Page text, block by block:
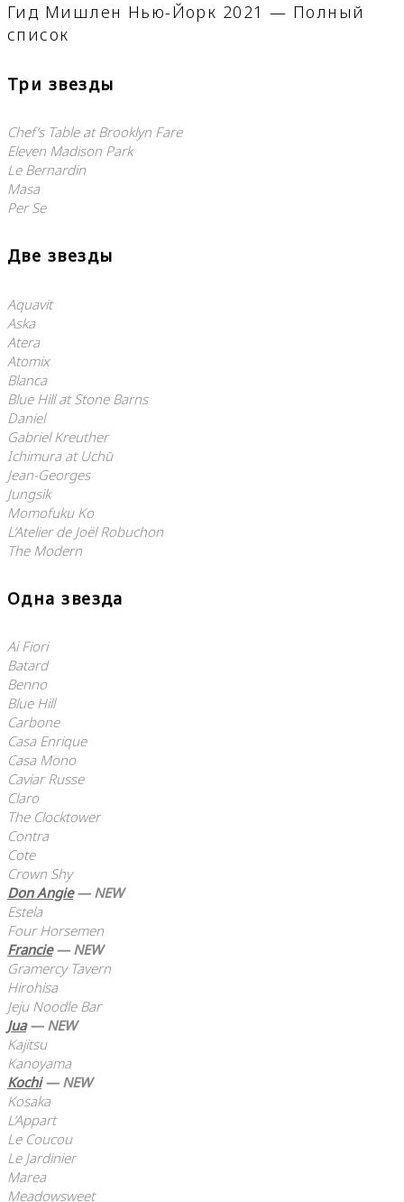
Гид Мишлен Нью-Йорк 2021 — Полный
список
Три звезды
Chef’s Table at Brooklyn Fare
Eleven Madison Park
Le Bernardin
Masa
Per Se
Две звезды
Aquavit
Aska
Atera
Atomix
Blanca
Blue Hill at Stone Barns
Daniel
Gabriel Kreuther
Ichimura at Uchū
Jean-Georges
Jungsik
Momofuku Ko
L’Atelier de Joël Robuchon
The Modern
Одна звезда
Ai Fiori
Batard
Benno
Blue Hill
Carbone
Casa Enrique
Casa Mono
Caviar Russe
Claro
The Clocktower
Contra
Cote
Crown Shy
Don Angie— NEW
Estela
Four Horsemen
Francie— NEW
Gramercy Tavern
Hirohisa
Jeju Noodle Bar
Jua— NEW
Kajitsu
Kanoyama
Kochi— NEW
Kosaka
L’Appart
Le Coucou
Le Jardinier
Marea
Meadowsweet